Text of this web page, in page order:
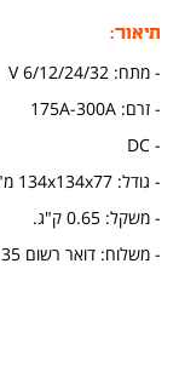
תיאור:
- מתח: 6/12/24/32 V
- זרם: 175A-300A
- DC
- גודל: 134x134x77 מ"מ
- משקל: 0.65 ק"ג.
- משלוח: דואר רשום 35 ש"ח (דואר שליחים 70 ש"ח).